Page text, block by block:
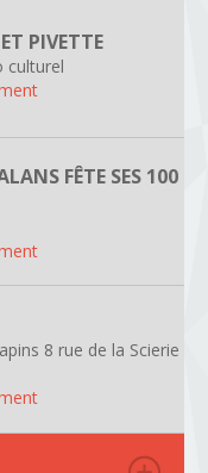
PIVETTE
culturel
FÊTE SES 100
8 rue de la Scierie